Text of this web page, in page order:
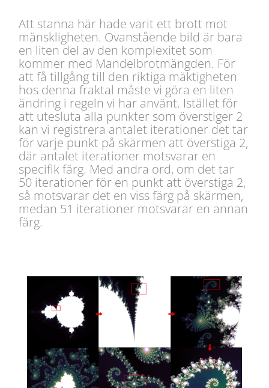
Att stanna här hade varit ett brott mot
mänskligheten. Ovanstående bild är bara
en liten del av den komplexitet som
kommer med Mandelbrotmängden. För
att få tillgång till den riktiga mäktigheten
hos denna fraktal måste vi göra en liten
ändring i regeln vi har använt. Istället för
att utesluta alla punkter som överstiger 2
kan vi registrera antalet iterationer det tar
för varje punkt på skärmen att överstiga 2,
där antalet iterationer motsvarar en
specifik färg. Med andra ord, om det tar
50 iterationer för en punkt att överstiga 2,
så motsvarar det en viss färg på skärmen,
medan 51 iterationer motsvarar en annan
färg.